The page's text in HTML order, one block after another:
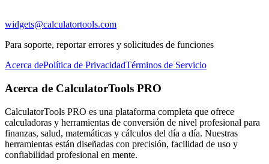
widgets@calculatortools.com
Para soporte, reportar errores y solicitudes de funciones
Acerca dePolítica de PrivacidadTérminos de Servicio
Acerca de CalculatorTools PRO
CalculatorTools PRO es una plataforma completa que ofrece
calculadoras y herramientas de conversión de nivel profesional para
finanzas, salud, matemáticas y cálculos del día a día. Nuestras
herramientas están diseñadas con precisión, facilidad de uso y
confiabilidad profesional en mente.